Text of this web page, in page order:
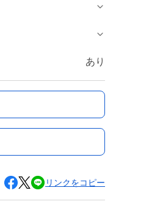
あり
リンクをコピー